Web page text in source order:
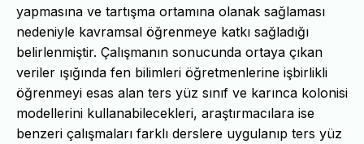
yapmasına ve tartışma ortamına olanak sağlaması
nedeniyle kavramsal öğrenmeye katkı sağladığı
belirlenmiştir. Çalışmanın sonucunda ortaya çıkan
veriler ışığında fen bilimleri öğretmenlerine işbirlikli
öğrenmeyi esas alan ters yüz sınıf ve karınca kolonisi
modellerini kullanabilecekleri, araştırmacılara ise
benzeri çalışmaları farklı derslere uygulanıp ters yüz